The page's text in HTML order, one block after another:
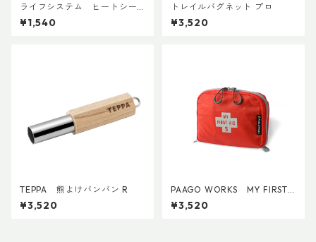
ライフシステム ヒートシー
ルドポンチョ
¥1,540
トレイルバグネット プロ
¥3,520
TEPPA 熊よけバンバン R
¥3,520
PAAGO WORKS MY FIRST
AID S
¥3,520